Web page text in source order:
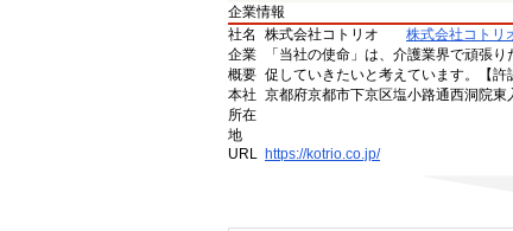
企業情報
社名
株式会社コトリオ
株式会社コトリ
企業
概要
「当社の使命」は、介護業界で頑張
促していきたいと考えています。【
本社
所在
地
京都府京都市下京区塩小路通西洞院
URL https://kotrio.co.jp/